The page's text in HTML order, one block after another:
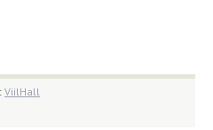
ViilHall